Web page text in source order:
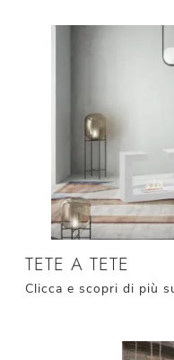
TETE A TETE